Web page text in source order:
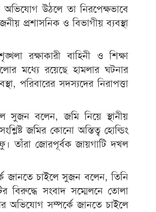
উঠলে তা নিরপেক্ষভাবে
প্রশাসনিক ও বিভাগীয় ব্যবস্থা
রক্ষাকারী বাহিনী ও শিক্ষা
মধ্যে রয়েছে হামলার ঘটনার
পরিবারের সদস্যদের নিরাপত্তা
সুজন বলেন, জমি নিয়ে স্থানীয়
জমির কোনো অস্তিত্ব হোল্ডিং
তাঁরা জোরপূর্বক জায়গাটি দখল
জানতে চাইলে সুজন বলেন, তিনি
বিরুদ্ধে সংবাদ সম্মেলনে তোলা
অভিযোগ সম্পর্কে জানতে চাইলে